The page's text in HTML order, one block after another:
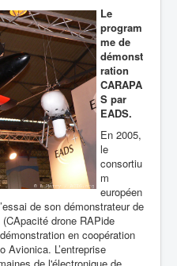
Le
program
me de
démonst
ration
CARAPA
S par
EADS.
En 2005,
le
consortiu
m
européen
de son démonstrateur de
(CApacité drone RAPide
en coopération
Avionica. L’entreprise